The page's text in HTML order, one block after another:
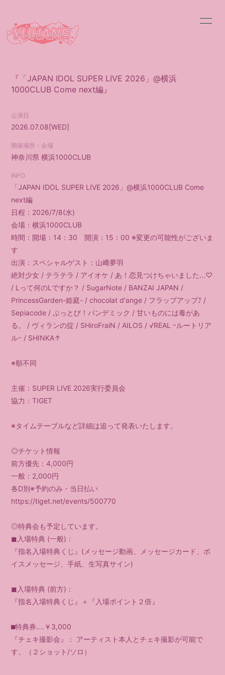
SCHEDULE PROFILE
BLOG
RADIO
会員登録
『「JAPAN IDOL SUPER LIVE 2026」@横浜
1000CLUB Come next編』
公演日
2026.07.08[WED]
開催場所・会場
神奈川県横浜1000CLUB
INFO
「JAPAN IDOL SUPER LIVE 2026」@横浜1000CLUB Come
next編
日程：2026/7/8(水)
会場：横浜1000CLUB
時間：開場：14：30 開演：15：00 ※変更の可能性がございま
す
出演：スペシャルゲスト：山﨑夢羽
絶対少女 / テラテラ / アイオケ / あ！恋見つけちゃいました...♡
/ Lって何のLですか？ / SugarNote / BANZAI JAPAN /
PrincessGarden-姫庭- / chocolat d'ange / フラップアップ⤴ /
Sepiacode / ぶっとび！パンデミック / 甘いものには毒があ
る。 / ヴィランの掟 / SHiroFraiN / AILOS / √REAL ｰルートリア
ルｰ / SHINKA↑
※順不同
主催：SUPER LIVE 2026実行委員会
協力：TIGET
※タイムテーブルなど詳細は追って発表いたします。
◎チケット情報
前方優先：4,000円
一般：2,000円
各D別※予約のみ・当日払い
https://tiget.net/events/500770
◎特典会も予定しています。
◼入場特典 (一般)：
『指名入場特典くじ』(メッセージ動画、メッセージカード、ボ
イスメッセージ、手紙、生写真サイン)
◼入場特典 (前方)：
『指名入場特典くじ』＋『入場ポイント２倍』
⬛︎特典券‥‥￥3,000
『チェキ撮影会』： アーティスト本人とチェキ撮影が可能で
す。（２ショット/ソロ）